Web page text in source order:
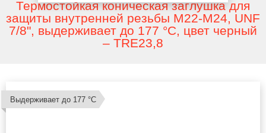
Термостойкая коническая заглушка для
защиты внутренней резьбы M22-M24, UNF
7/8", выдерживает до 177 °C, цвет черный
– TRE23,8
Выдерживает до 177 °С